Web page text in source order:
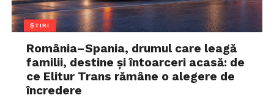
ȘTIRI
România–Spania, drumul care leagă
familii, destine și întoarceri acasă: de
ce Elitur Trans rămâne o alegere de
încredere